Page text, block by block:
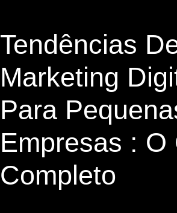
Tendências
Marketing
Para
Empresas : O
Completo